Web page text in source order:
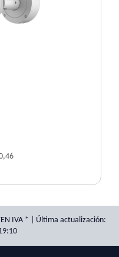
IVA * | Última actualización: